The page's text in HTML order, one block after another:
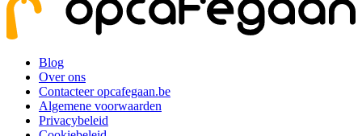
Blog
Over ons
Contacteer opcafegaan.be
Algemene voorwaarden
Privacybeleid